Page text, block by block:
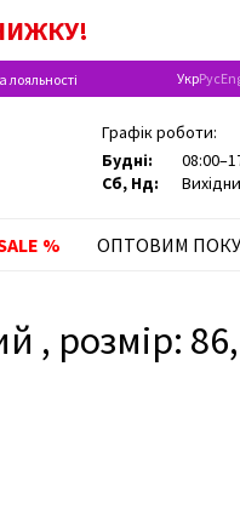
ДО РОКУ!
лояльності
УкрРус
Графік роботи:
Будні:
Сб, Нд:
% ОПТОВИМ
, розмір: